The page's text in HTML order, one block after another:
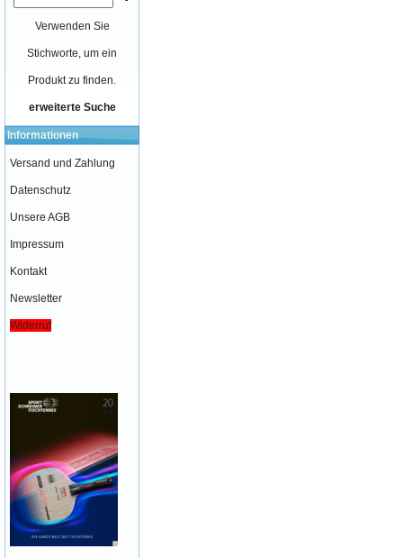
Verwenden Sie
Stichworte, um ein
Produkt zu finden.
erweiterte Suche
Informationen
Versand und Zahlung
Datenschutz
Unsere AGB
Impressum
Kontakt
Newsletter
Widerruf